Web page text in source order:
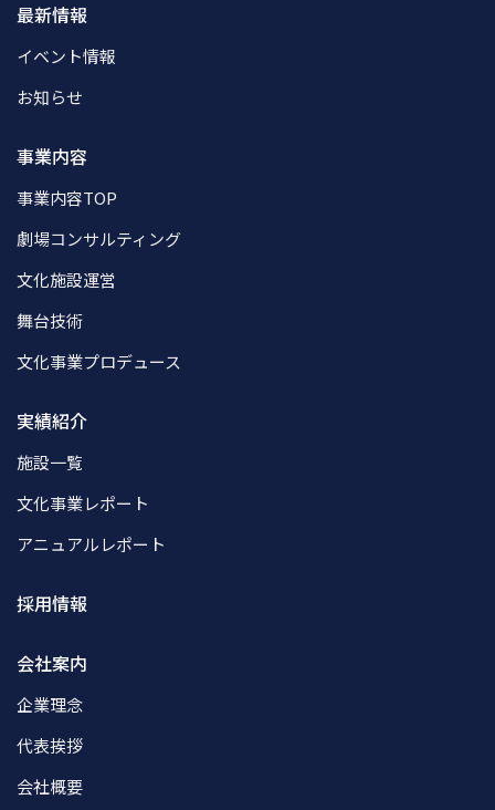
最新情報
イベント情報
お知らせ
事業内容
事業内容TOP
劇場コンサルティング
文化施設運営
舞台技術
文化事業プロデュース
実績紹介
施設一覧
文化事業レポート
アニュアルレポート
採用情報
会社案内
企業理念
代表挨拶
会社概要